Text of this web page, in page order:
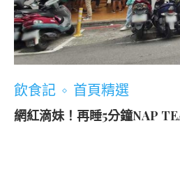
飲食記 首頁精選
網紅滴妹！再睡5分鐘NAP